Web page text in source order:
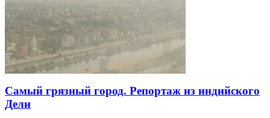
Самый грязный город. Репортаж из индийского
Дели